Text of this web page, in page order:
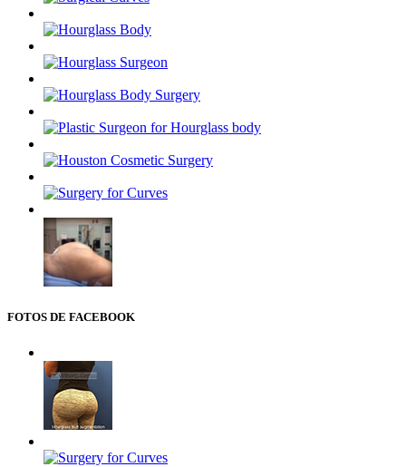
FOTOS DE FACEBOOK